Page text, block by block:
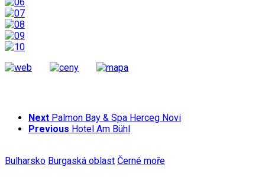
Next Palmon Bay & Spa Herceg Novi
Previous Hotel Am Bühl
Bulharsko Burgaská oblast Černé moře